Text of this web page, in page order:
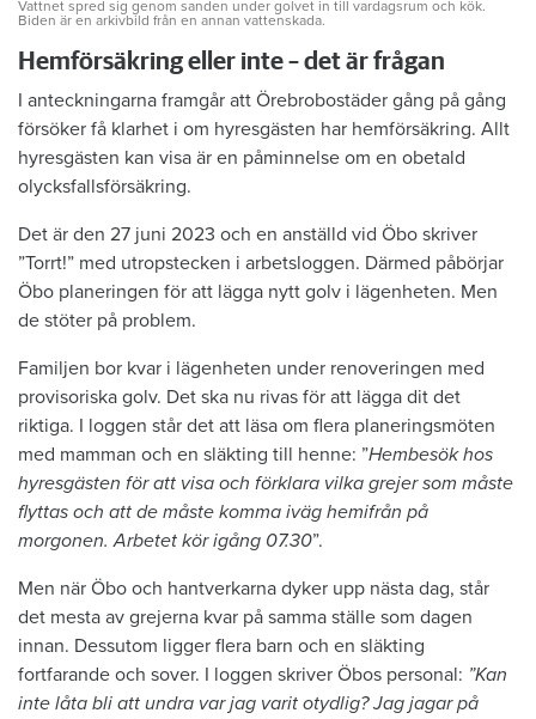
Vattnet spred sig genom sanden under golvet in till vardagsrum och kök.
Biden är en arkivbild från en annan vattenskada.
Hemförsäkring eller inte – det är frågan
I anteckningarna framgår att Örebrobostäder gång på gång
försöker få klarhet i om hyresgästen har hemförsäkring. Allt
hyresgästen kan visa är en påminnelse om en obetald
olycksfallsförsäkring.
Det är den 27 juni 2023 och en anställd vid Öbo skriver
”Torrt!” med utropstecken i arbetsloggen. Därmed påbörjar
Öbo planeringen för att lägga nytt golv i lägenheten. Men
de stöter på problem.
Familjen bor kvar i lägenheten under renoveringen med
provisoriska golv. Det ska nu rivas för att lägga dit det
riktiga. I loggen står det att läsa om flera planeringsmöten
med mamman och en släkting till henne: ”Hembesök hos
hyresgästen för att visa och förklara vilka grejer som måste
flyttas och att de måste komma iväg hemifrån på
morgonen. Arbetet kör igång 07.30”.
Men när Öbo och hantverkarna dyker upp nästa dag, står
det mesta av grejerna kvar på samma ställe som dagen
innan. Dessutom ligger flera barn och en släkting
fortfarande och sover. I loggen skriver Öbos personal: ”Kan
inte låta bli att undra var jag varit otydlig? Jag jagar på